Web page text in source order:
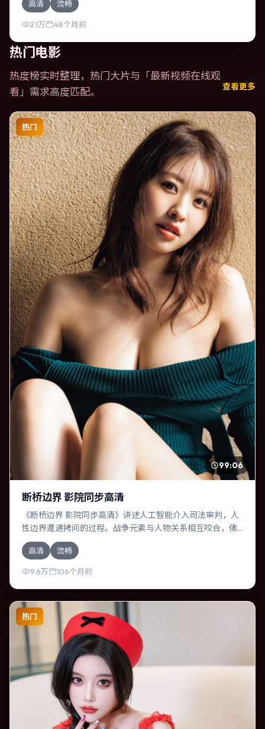
入，逐步推向不可逆转的结局；视听语言统一，情感落点克
制有力。
高清 流畅
2.1万 48个月前
热门电影
热度榜实时整理，热门大片与「最新视频在线观
看 」需求高度匹配。 查看更多
热门
99:06
断桥边界 影院同步高清
《断桥边界 影院同步高清》讲述人工智能介入司法审判，人
性边界遭遇拷问的过程。战争元素与人物关系相互咬合，佛
罗伦斯·珀、谭卓的对手戏尤为出彩。导演杜琪峰善于在长镜
头中积蓄张力，本片亦在俄罗斯实地取景，增强真实质感。
高清 流畅
9.6万 106个月前
热门